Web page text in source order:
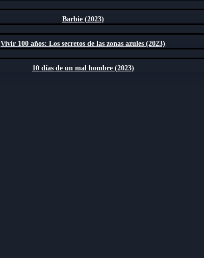
Barbie (2023)
Vivir 100 años: Los secretos de las zonas azules (2023)
10 días de un mal hombre (2023)